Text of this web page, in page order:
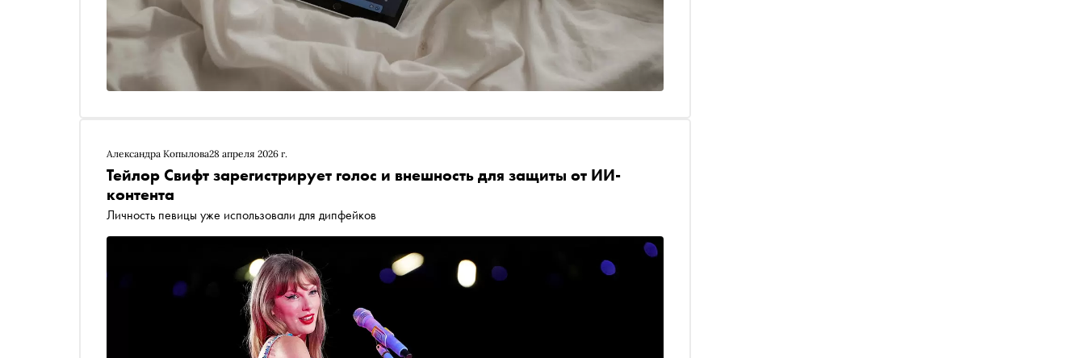
Александра Копылова28 апреля 2026 г.
Тейлор Свифт зарегистрирует голос и внешность для защиты от ИИ-
контента
Личность певицы уже использовали для дипфейков